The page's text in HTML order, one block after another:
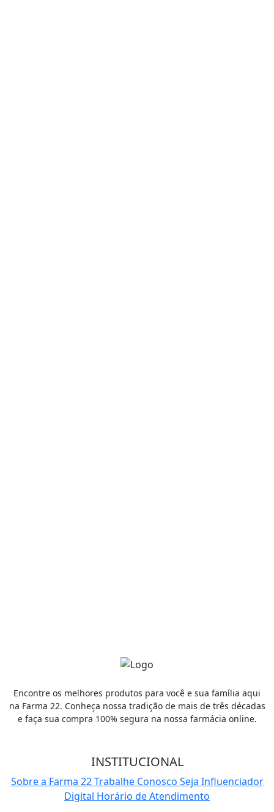
Encontre os melhores produtos para você e sua família aqui
na Farma 22. Conheça nossa tradição de mais de três décadas
e faça sua compra 100% segura na nossa farmácia online.
INSTITUCIONAL
Sobre a Farma 22Trabalhe Conosco Seja Influenciador
Digital Horário de Atendimento